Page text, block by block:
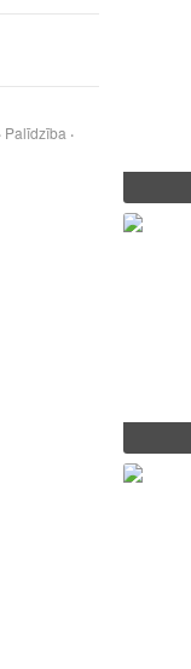
Palīdzība